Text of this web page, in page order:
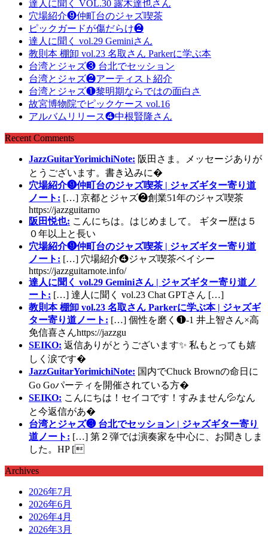
達人に聞く VOL.30 露木達也さん
穴場紹介❾仲町台のジャズ喫茶
ピックガードが傷だらけ❷
達人に聞く vol.29 Geminiさん
教則本 棚卸 vol.23 名取さん Parkerに学ぶ本
台湾とジャズ❸ 台北でセッション
台湾とジャズ❷アーティスト紹介
台湾とジャズ❶黎明期ならではの面白さ
故宮博物院でピックケース vol.16
アルバムリリース❹中根賢隆さん
Recent Comments
JazzGuitarYorimichiNote: 阪田さま。メッセージありが
とうございます。書き込みに�
穴場紹介❾仲町台のジャズ喫茶 | ジャズギター寄り道
ノート: […] 京都とジャズ❷創業51年のジャズ喫茶
https://jazzguitarno
阪田悦也: こんにちは。はじめまして。 ギター歴は５
０年以上と長い
穴場紹介❾仲町台のジャズ喫茶 | ジャズギター寄り道
ノート: […] 穴場紹介❹ジャズ喫茶ベイシー
https://jazzguitarnote.info/
達人に聞く vol.29 Geminiさん | ジャズギター寄り道ノ
ート: […] 達人に聞く vol.23 Chat GPTさん […]
教則本 棚卸 vol.23 名取さん Parkerに学ぶ本 | ジャズギ
ター寄り道ノート: […] 個性を磨く❶-1 井上智さん×高
免信喜さんhttps://jazzgu
SEIKO: 返信ありがとうございます✨ 私もとっても嬉
しく涙です�
JazzGuitarYorimichiNote: 国内でChuck Brownの命日に
Go Goパーティを開催されている方�
SEIKO: こんにちは！セイコです！すみません💦なん
と今返信があ�
台湾とジャズ❸ 台北でセッション | ジャズギター寄り
道ノート: […] 第２弾では演奏家を中心に、お聞きしま
した。HP [
Archives
2026年7月
2026年6月
2026年4月
2026年3月